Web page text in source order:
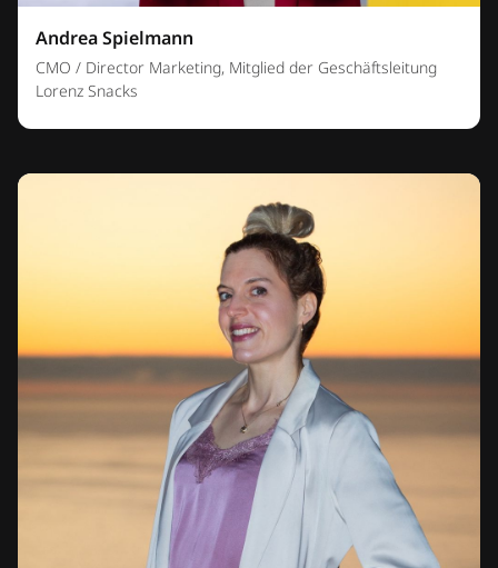
Andrea Spielmann
CMO / Director Marketing, Mitglied der Geschäftsleitung
Lorenz Snacks